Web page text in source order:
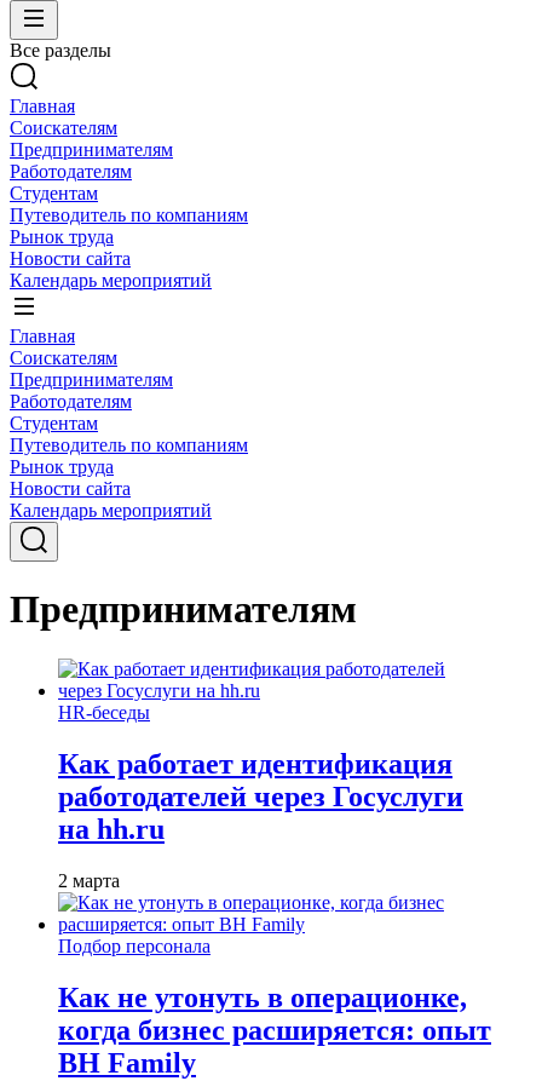
Все разделы
Главная
Соискателям
Предпринимателям
Работодателям
Студентам
Путеводитель по компаниям
Рынок труда
Новости сайта
Календарь мероприятий
Главная
Соискателям
Предпринимателям
Работодателям
Студентам
Путеводитель по компаниям
Рынок труда
Новости сайта
Календарь мероприятий
Предпринимателям
HR-беседы
Как работает идентификация
работодателей через Госуслуги
на hh.ru
2 марта
Подбор персонала
Как не утонуть в операционке,
когда бизнес расширяется: опыт
BH Family